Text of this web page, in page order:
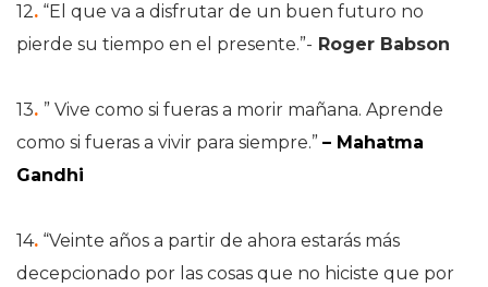
12. “El que va a disfrutar de un buen futuro no
pierde su tiempo en el presente.”- Roger Babson
13. ” Vive como si fueras a morir mañana. Aprende
como si fueras a vivir para siempre.” – Mahatma
Gandhi
14. “Veinte años a partir de ahora estarás más
decepcionado por las cosas que no hiciste que por